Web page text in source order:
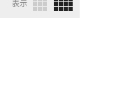
表示